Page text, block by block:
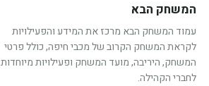
המשחק הבא
עמוד המשחק הבא מרכז את המידע והפעילויות
לקראת המשחק הקרוב של מכבי חיפה, כולל פרטי
המשחק, היריבה, מועד המשחק ופעילויות מיוחדות
לחברי הקהילה.